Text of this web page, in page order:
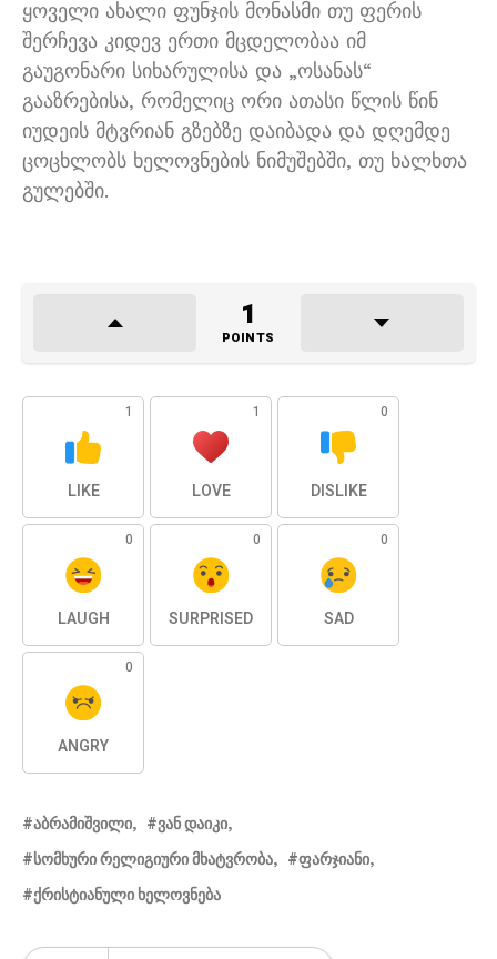
ყოველი ახალი ფუნჯის მონასმი თუ ფერის
შერჩევა კიდევ ერთი მცდელობაა იმ
გაუგონარი სიხარულისა და „ოსანას“
გააზრებისა, რომელიც ორი ათასი წლის წინ
იუდეის მტვრიან გზებზე დაიბადა და დღემდე
ცოცხლობს ხელოვნების ნიმუშებში, თუ ხალხთა
გულებში.
1
POINTS
1
LIKE
1
LOVE
0
DISLIKE
0
LAUGH
0
SURPRISED
0
SAD
0
ANGRY
ᲐᲑᲠᲐᲛᲘᲨᲕᲘᲚᲘ
ᲕᲐᲜ ᲓᲐᲘᲙᲘ
ᲡᲝᲛᲮᲣᲠᲘ ᲠᲔᲚᲘᲒᲘᲣᲠᲘ ᲛᲮᲐᲢᲕᲠᲝᲑᲐ
ᲤᲐᲠᲯᲘᲐᲜᲘ
ᲥᲠᲘᲡᲢᲘᲐᲜᲣᲚᲘ ᲮᲔᲚᲝᲕᲜᲔᲑᲐ